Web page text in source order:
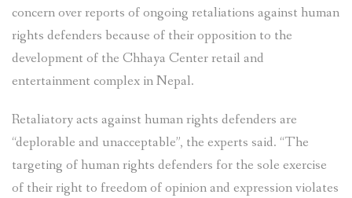
concern over reports of ongoing retaliations against human
rights defenders because of their opposition to the
development of the Chhaya Center retail and
entertainment complex in Nepal.
Retaliatory acts against human rights defenders are
“deplorable and unacceptable”, the experts said. “The
targeting of human rights defenders for the sole exercise
of their right to freedom of opinion and expression violates